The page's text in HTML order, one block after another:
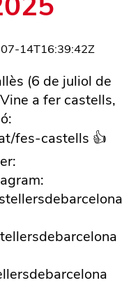
14T16:39:42Z
(6 de juliol de
a fer castells,
fes-castells 👍